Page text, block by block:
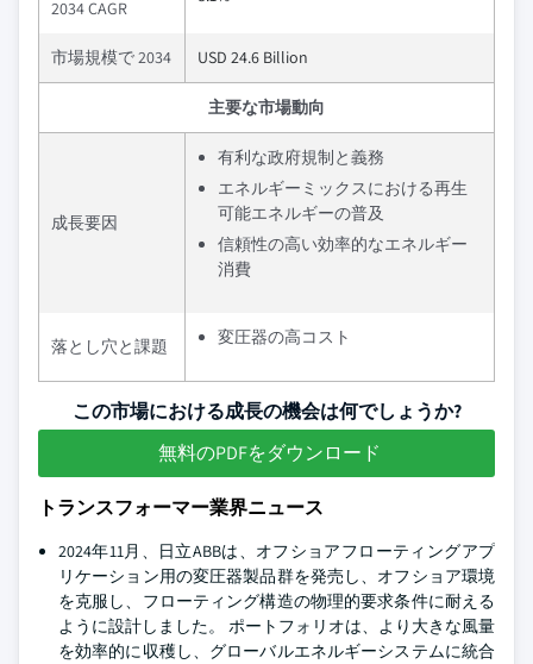
2034 CAGR
市場規模で 2034 USD 24.6 Billion
主要な市場動向
成長要因
有利な政府規制と義務
エネルギーミックスにおける再生
可能エネルギーの普及
信頼性の高い効率的なエネルギー
消費
落とし穴と課題 変圧器の高コスト
この市場における成長の機会は何でしょうか?
無料のPDFをダウンロード
トランスフォーマー業界ニュース
2024年11月、日立ABBは、オフショアフローティングアプ
リケーション用の変圧器製品群を発売し、オフショア環境
を克服し、フローティング構造の物理的要求条件に耐える
ように設計しました。 ポートフォリオは、より大きな風量
を効率的に収穫し、グローバルエネルギーシステムに統合